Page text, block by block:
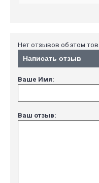
Нет отзывов об этом
Написать отзыв
Ваше Имя:
Ваш отзыв: